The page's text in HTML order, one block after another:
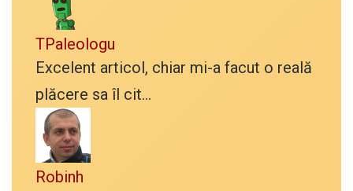
TPaleologu
Excelent articol, chiar mi-a facut o reală
plăcere sa îl cit...
Robinh